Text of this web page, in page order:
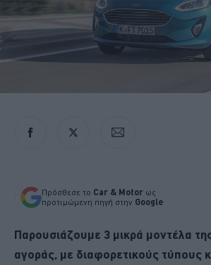
Πρόσθεσε το Car & Motor ως
προτιμώμενη πηγή στην Google
Παρουσιάζουμε 3 μικρά μοντέλα
αγοράς, με διαφορετικούς τύπους